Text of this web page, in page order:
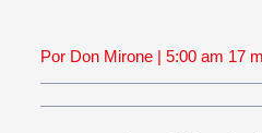
Por Don Mirone | 5:00 am 17